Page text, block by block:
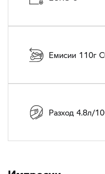
Емисии 110г
Разход 4.8л/